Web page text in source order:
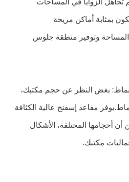
تجاهل الزوايا في المساحات
بمثابة أماكن مريحة
وتوفير منطقة جلوس
بغض النظر عن حجم مكتبك،
مقاعد إسفنج عالية الكثافة
أن أحجامها المختلفة، الأشكال
مكتبك.